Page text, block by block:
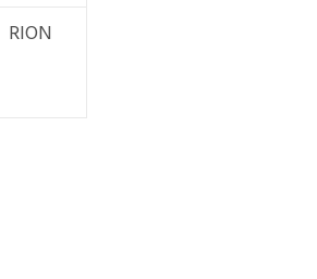
RION